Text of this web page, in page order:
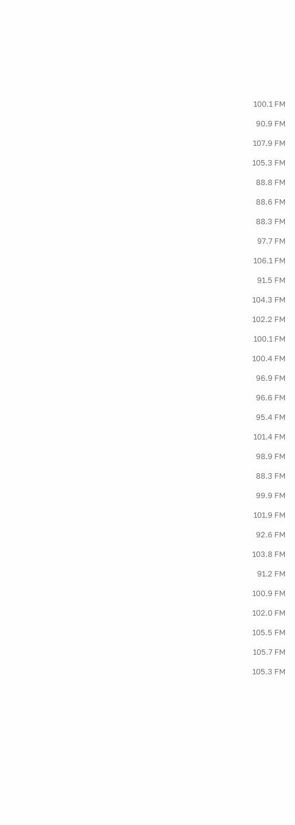
100.1 FM
90.9 FM
107.9 FM
105.3 FM
88.8 FM
88.6 FM
88.3 FM
97.7 FM
106.1 FM
91.5 FM
104.3 FM
102.2 FM
100.1 FM
100.4 FM
96.9 FM
96.6 FM
95.4 FM
101.4 FM
98.9 FM
88.3 FM
99.9 FM
101.9 FM
92.6 FM
103.8 FM
91.2 FM
100.9 FM
102.0 FM
105.5 FM
105.7 FM
105.3 FM